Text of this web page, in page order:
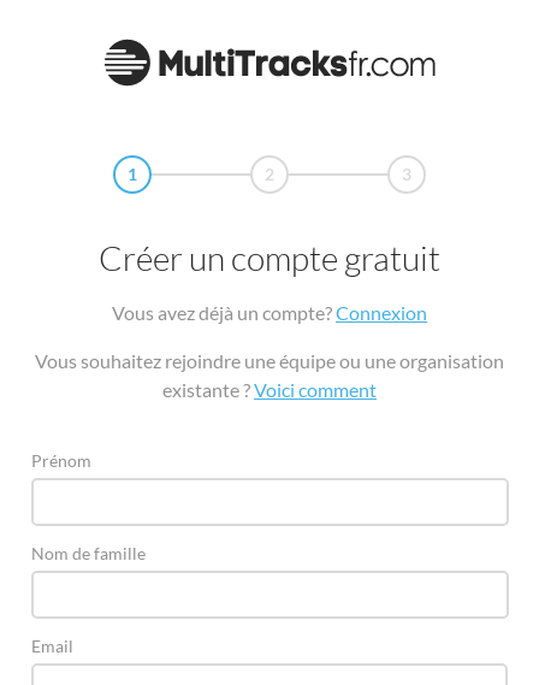
1 2 3
Créer un compte gratuit
Vous avez déjà un compte?Connexion
Vous souhaitez rejoindre une équipe ou une organisation
existante ?Voici comment
Prénom
Nom de famille
Email